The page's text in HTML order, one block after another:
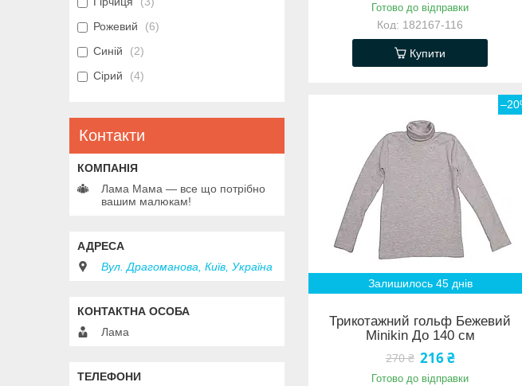
Готово до відправки
182167-116
Купити
Залишилось 45 днів
Трикотажний гольф Бежевий
Minikin До 140 см
270 ₴ 216 ₴
Готово до відправки
Рожевий
6
Синій
2
Сірий
4
Контакти
Лама Мама — все що потрібно
вашим малюкам!
Вул. Драгоманова, Київ, Україна
Лама